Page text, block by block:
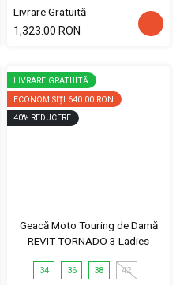
Livrare Gratuită
1,323.00 RON
LIVRARE GRATUITĂ
ECONOMISIȚI 640.00 RON
40% REDUCERE
Geacă Moto Touring de Damă
REVIT TORNADO 3 Ladies
34 36 38 42